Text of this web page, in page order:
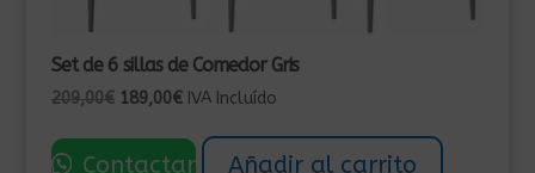
Set de 6 sillas de Comedor Gris
209,00€ El
original
189,00€El
actual
IVA Incluído
Contactar Añadir al carrito